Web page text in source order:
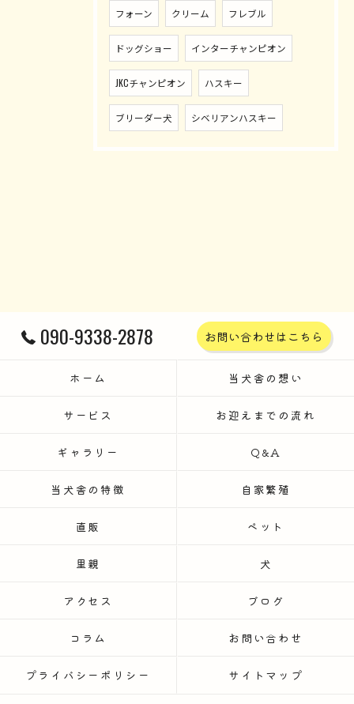
フォーン クリーム フレブル
ドッグショー インターチャンピオン
JKCチャンピオン ハスキー
ブリーダー犬 シベリアンハスキー
090-9338-2878 お問い合わせはこちら
ホーム 当犬舎の想い
サービス お迎えまでの流れ
ギャラリー Q&A
当犬舎の特徴 自家繁殖
直販 ペット
里親 犬
アクセス ブログ
コラム お問い合わせ
プライバシーポリシー サイトマップ